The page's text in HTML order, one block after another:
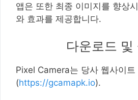
앱은 또한 최종 이미지를 향상
와 효과를 제공합니다.
다운로드 및
Pixel Camera는 당사 웹사이트
(https://gcamapk.io).